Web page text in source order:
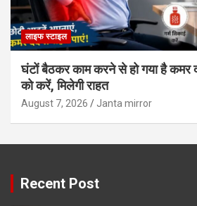
लाइफ स्टाइल
घंटों बैठकर काम करने से हो गया है कमर
को करें, मिलेगी राहत
August 7, 2026 Janta mirror
Recent Post